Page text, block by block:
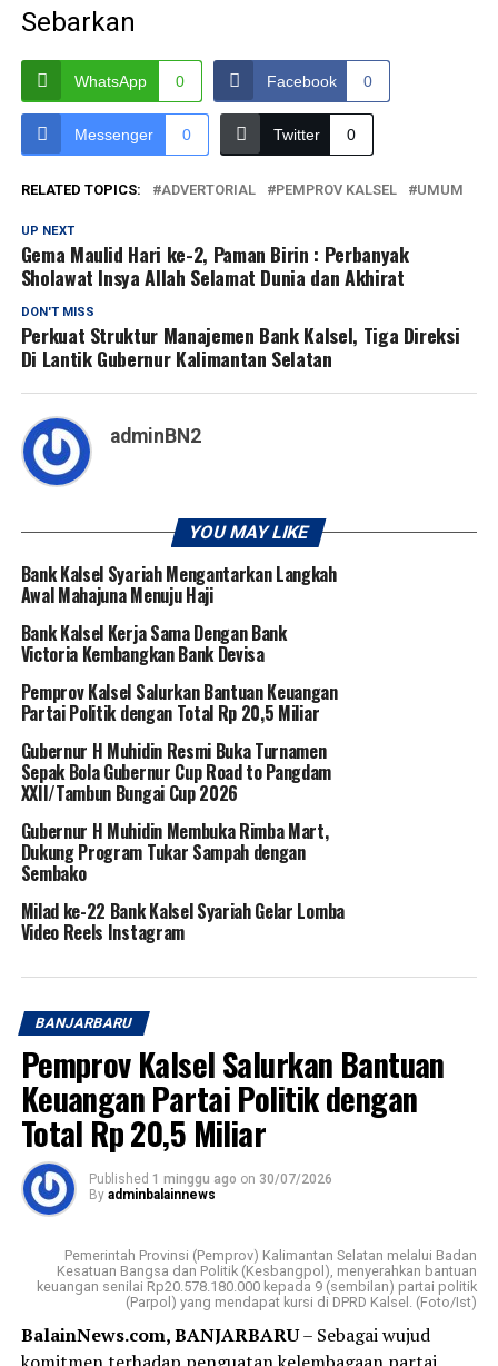
Sebarkan
WhatsApp 0 Facebook 0
Messenger 0 Twitter 0
RELATED TOPICS: ADVERTORIAL PEMPROV KALSEL UMUM
UP NEXT
Gema Maulid Hari ke-2, Paman Birin : Perbanyak
Sholawat Insya Allah Selamat Dunia dan Akhirat
DON'T MISS
Perkuat Struktur Manajemen Bank Kalsel, Tiga Direksi
Di Lantik Gubernur Kalimantan Selatan
adminBN2
YOU MAY LIKE
Bank Kalsel Syariah Mengantarkan Langkah
Awal Mahajuna Menuju Haji
Bank Kalsel Kerja Sama Dengan Bank
Victoria Kembangkan Bank Devisa
Pemprov Kalsel Salurkan Bantuan Keuangan
Partai Politik dengan Total Rp 20,5 Miliar
Gubernur H Muhidin Resmi Buka Turnamen
Sepak Bola Gubernur Cup Road to Pangdam
XXII/Tambun Bungai Cup 2026
Gubernur H Muhidin Membuka Rimba Mart,
Dukung Program Tukar Sampah dengan
Sembako
Milad ke-22 Bank Kalsel Syariah Gelar Lomba
Video Reels Instagram
BANJARBARU
Pemprov Kalsel Salurkan Bantuan
Keuangan Partai Politik dengan
Total Rp 20,5 Miliar
Published 1 minggu ago on 30/07/2026
By adminbalainnews
Pemerintah Provinsi (Pemprov) Kalimantan Selatan melalui Badan
Kesatuan Bangsa dan Politik (Kesbangpol), menyerahkan bantuan
keuangan senilai Rp20.578.180.000 kepada 9 (sembilan) partai politik
(Parpol) yang mendapat kursi di DPRD Kalsel. (Foto/Ist)
BalainNews.com, BANJARBARU– Sebagai wujud